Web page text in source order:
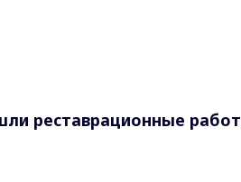
реставрационные